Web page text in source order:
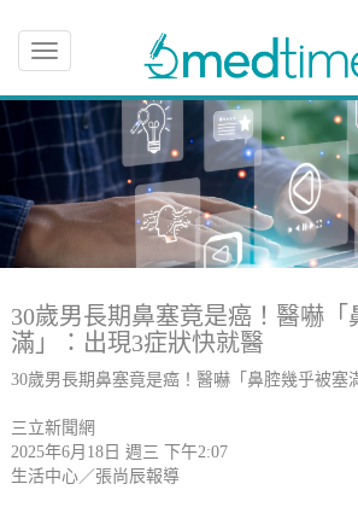
Toggle
navigation
30歲男長期鼻塞竟是癌！醫嚇「
滿」：出現3症狀快就醫
30歲男長期鼻塞竟是癌！醫嚇「鼻腔幾乎被塞
三立新聞網
2025年6月18日 週三 下午2:07
生活中心／張尚辰報導